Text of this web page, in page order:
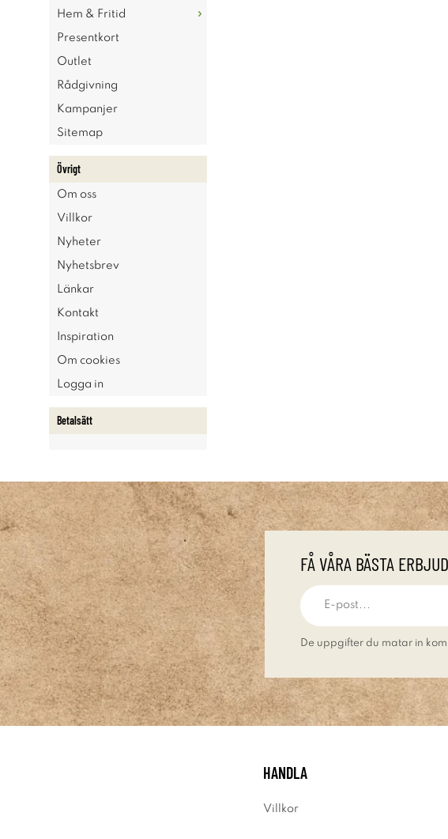
Hem & Fritid
Presentkort
Outlet
Rådgivning
Kampanjer
Sitemap
Övrigt
Om oss
Villkor
Nyheter
Nyhetsbrev
Länkar
Kontakt
Inspiration
Om cookies
Logga in
Betalsätt
FÅ VÅRA BÄSTA
De uppgifter du matar in
HANDLA
Villkor